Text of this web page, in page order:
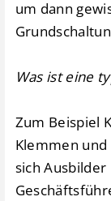
um dann
Was ist eine
Zum Beispiel
Klemmen
sich